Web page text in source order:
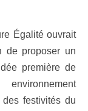
Égalité ouvrait
de proposer un
première de
festivités du